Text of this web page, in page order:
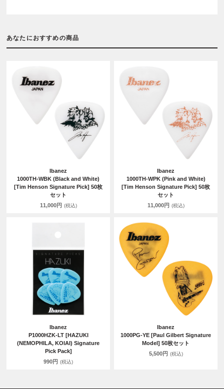
あなたにおすすめの商品
Ibanez
1000TH-WBK (Black and White)
[Tim Henson Signature Pick] 50枚
セット
11,000円 (税込)
Ibanez
1000TH-WPK (Pink and White)
[Tim Henson Signature Pick] 50枚
セット
11,000円 (税込)
Ibanez
P1000HZK-LT [HAZUKI
(NEMOPHILA, KOIAI) Signature
Pick Pack]
990円 (税込)
Ibanez
1000PG-YE [Paul Gilbert Signature
Model] 50枚セット
5,500円 (税込)